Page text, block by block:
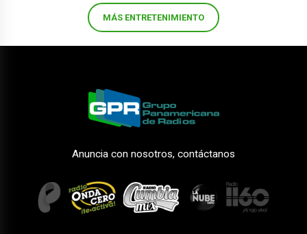
MÁS ENTRETENIMIENTO
Anuncia con nosotros, contáctanos